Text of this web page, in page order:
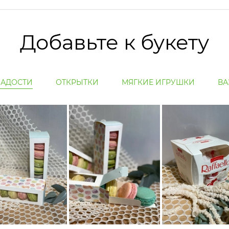
Добавьте к букету
ОТКРЫТКИ МЯГКИЕ ИГРУШКИ